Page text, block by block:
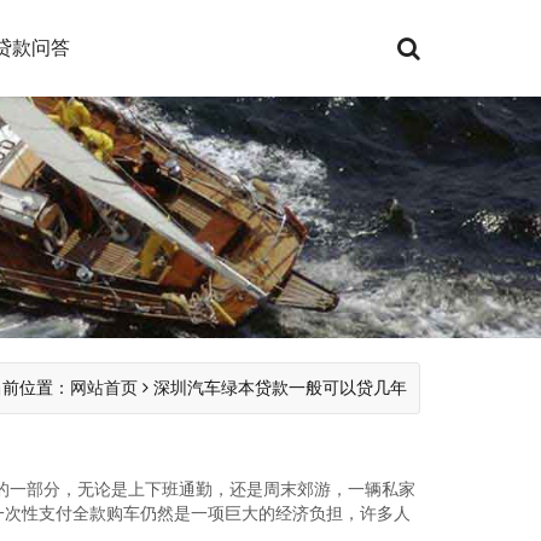
款问答
位置： 网站首页 深圳汽车绿本贷款一般可以贷几年
部分，无论是上下班通勤，还是周末郊游，一辆私家
性支付全款购车仍然是一项巨大的经济负担，许多人